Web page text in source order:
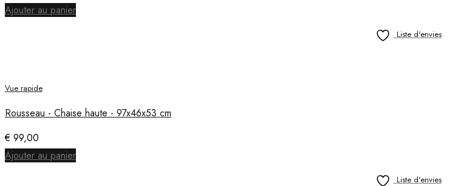
Ajouter au panier
Liste d'envies
Vue rapide
Rousseau - Chaise haute - 97x46x53 cm
€ 99,00
Ajouter au panier
Liste d'envies